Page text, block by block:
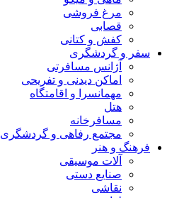
مرغ فروشی
قصابی
کفش و کتانی
سفر و گردشگری
آژانس مسافرتی
اماکن دیدنی و تفریحی
مهمانسرا و اقامتگاه
هتل
مسافرخانه
مجتمع رفاهی و گردشگری
فرهنگ و هنر
آلات موسیقی
صنایع دستی
نقاشی